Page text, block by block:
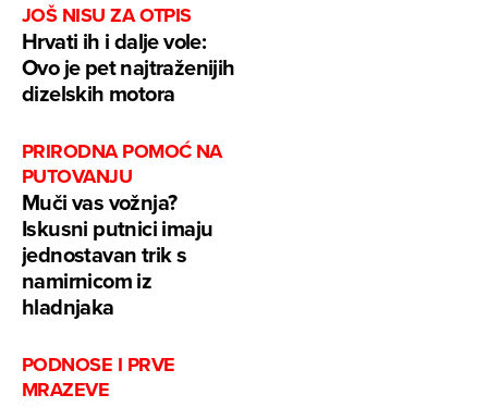
JOŠ NISU ZA OTPIS
Hrvati ih i dalje vole:
Ovo je pet najtraženijih
dizelskih motora
PRIRODNA POMOĆ NA
PUTOVANJU
Muči vas vožnja?
Iskusni putnici imaju
jednostavan trik s
namirnicom iz
hladnjaka
PODNOSE I PRVE
MRAZEVE